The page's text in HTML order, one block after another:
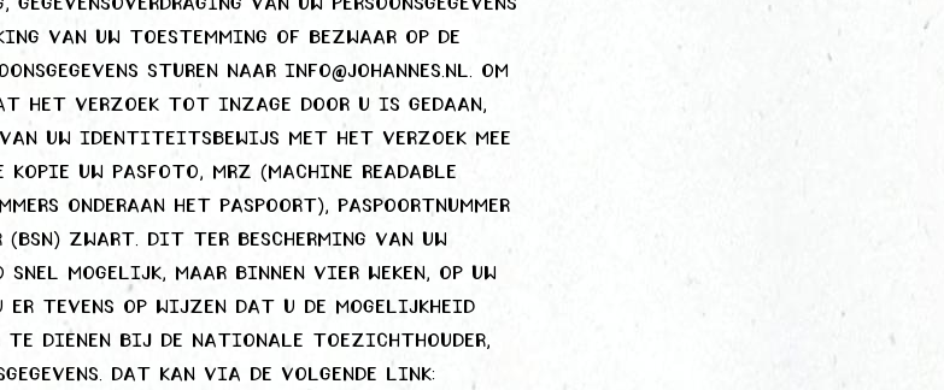
van uw persoonsgegevens
van uw toestemming of bezwaar op de
sturen naar info@johannes.nl. Om
het verzoek tot inzage door u is gedaan,
uw identiteitsbewijs met het verzoek mee
uw pasfoto, MRZ (machine readable
onderaan het paspoort), paspoortnummer
(BSN) zwart. Dit ter bescherming van uw
snel mogelijk, maar binnen vier weken, op uw
er tevens op wijzen dat u de mogelijkheid
te dienen bij de nationale toezichthouder,
Dat kan via de volgende link: